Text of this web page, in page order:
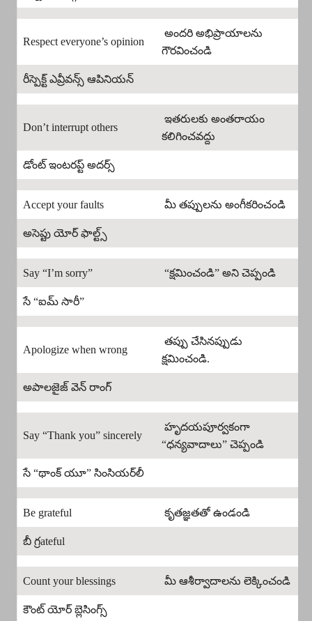
Respect everyone’s opinion
అందరి అభిప్రాయాలను
గౌరవించండి
రీస్పెక్ట్ ఎవ్రీవన్స్ ఆపినియన్
Don’t interrupt others
ఇతరులకు అంతరాయం
కలిగించవద్దు
డోంట్ ఇంటరప్ట్ అదర్స్
Accept your faults మీ తప్పులను అంగీకరించండి
అసెప్టు యోర్ ఫాల్ట్స్
Say “I’m sorry” “క్షమించండి” అని చెప్పండి
సే “ఐమ్ సారీ”
Apologize when wrong
తప్పు చేసినప్పుడు
క్షమించండి.
అపాలజైజ్ వెన్ రాంగ్
Say “Thank you” sincerely
హృదయపూర్వకంగా
“ధన్యవాదాలు” చెప్పండి
సే “థాంక్ యూ” సింసియర్‌లీ
Be grateful కృతజ్ఞతతో ఉండండి
బీ గ్రateful
Count your blessings మీ ఆశీర్వాదాలను లెక్కించండి
కౌంట్ యోర్ బ్లెసింగ్స్